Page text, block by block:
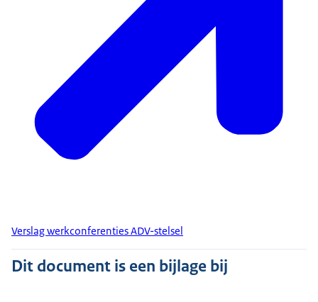
Verslag werkconferenties ADV-stelsel
Dit document is een bijlage bij